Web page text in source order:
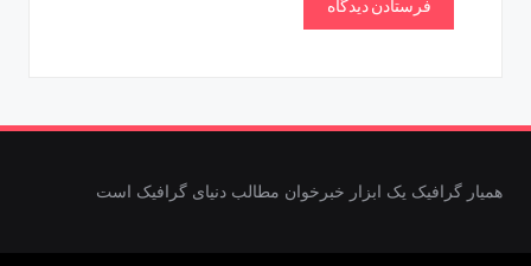
همیار گرافیک یک ابزار خبرخوان مطالب دنیای گرافیک است